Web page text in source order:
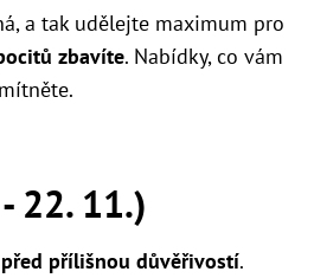
a tak udělejte maximum pro
zbavíte. Nabídky, co vám
22. 11.)
přílišnou důvěřivostí.